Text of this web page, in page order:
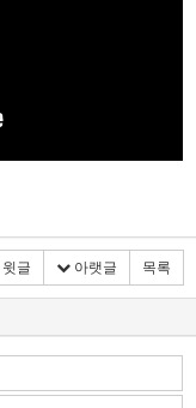
윗글 아랫글 목록